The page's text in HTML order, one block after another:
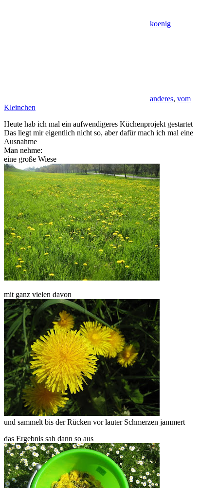
koenig
anderes, vom
Kleinchen
Heute hab ich mal ein aufwendigeres Küchenprojekt gestartet
Das liegt mir eigentlich nicht so, aber dafür mach ich mal eine
Ausnahme
Man nehme:
eine große Wiese
mit ganz vielen davon
und sammelt bis der Rücken vor lauter Schmerzen jammert
das Ergebnis sah dann so aus